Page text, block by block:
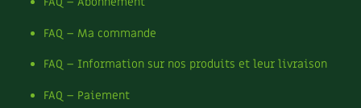
Poireau
Pollinisation
Pollution
Pomme
FAQ – Ma commande
FAQ – Information sur nos produits et leur livraison
FAQ – Paiement